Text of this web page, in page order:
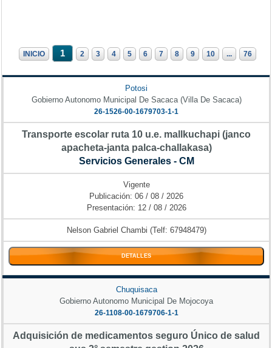
INICIO 1 2 3 4 5 6 7 8 9 10 ... 76
Potosi
Gobierno Autonomo Municipal De Sacaca (Villa De Sacaca)
26-1526-00-1679703-1-1
Transporte escolar ruta 10 u.e. mallkuchapi (janco
apacheta-janta palca-challakasa)
Servicios Generales - CM
Vigente
Publicación: 06 / 08 / 2026
Presentación: 12 / 08 / 2026
Nelson Gabriel Chambi (Telf: 67948479)
DETALLES
Chuquisaca
Gobierno Autonomo Municipal De Mojocoya
26-1108-00-1679706-1-1
Adquisición de medicamentos seguro Único de salud